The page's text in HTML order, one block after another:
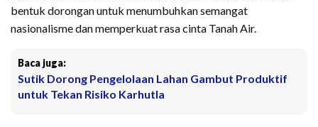
bentuk dorongan untuk menumbuhkan semangat
nasionalisme dan memperkuat rasa cinta Tanah Air.
Baca juga:
Sutik Dorong Pengelolaan Lahan Gambut Produktif
untuk Tekan Risiko Karhutla